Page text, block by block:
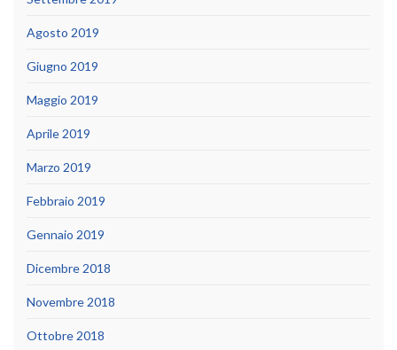
Agosto 2019
Giugno 2019
Maggio 2019
Aprile 2019
Marzo 2019
Febbraio 2019
Gennaio 2019
Dicembre 2018
Novembre 2018
Ottobre 2018